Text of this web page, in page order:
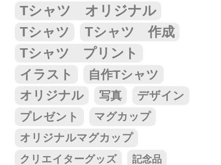
Tシャツ オリジナル
Tシャツ
Tシャツ 作成
Tシャツ プリント
イラスト 自作Tシャツ
オリジナル 写真
デザイン
プレゼント
マグカップ
オリジナルマグカップ
クリエイターグッズ
記念品